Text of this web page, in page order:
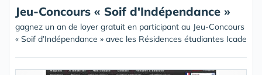
Jeu-Concours « Soif d'Indépendance »
gagnez un an de loyer gratuit en participant au Jeu-Concours
« Soif d’Indépendance » avec les Résidences étudiantes Icade